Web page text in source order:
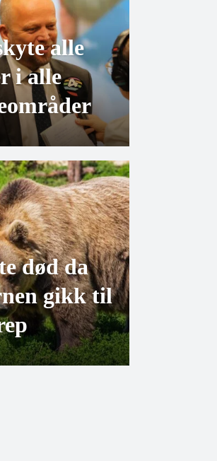
alle
i alle
død da
gikk til